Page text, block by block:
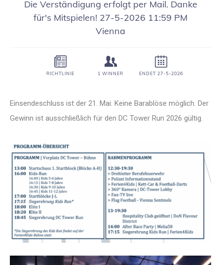
Einsendeschluss ist der 21. Mai. Keine Barablöse möglich. Der
Gewinn ist ausschließlich für den DC Tower Run 2026 gültig.